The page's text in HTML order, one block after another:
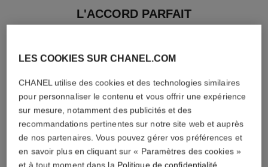
L'ACCORD PARFAIT
LES COOKIES SUR CHANEL.COM
CHANEL utilise des cookies et des technologies similaires
pour personnaliser le contenu et vous offrir une expérience
sur mesure, notamment des publicités et des
recommandations pertinentes sur notre site web et auprès
de nos partenaires. Vous pouvez gérer vos préférences et
en savoir plus en cliquant sur « Paramètres des cookies »
et à tout moment dans la Politique de confidentialité.